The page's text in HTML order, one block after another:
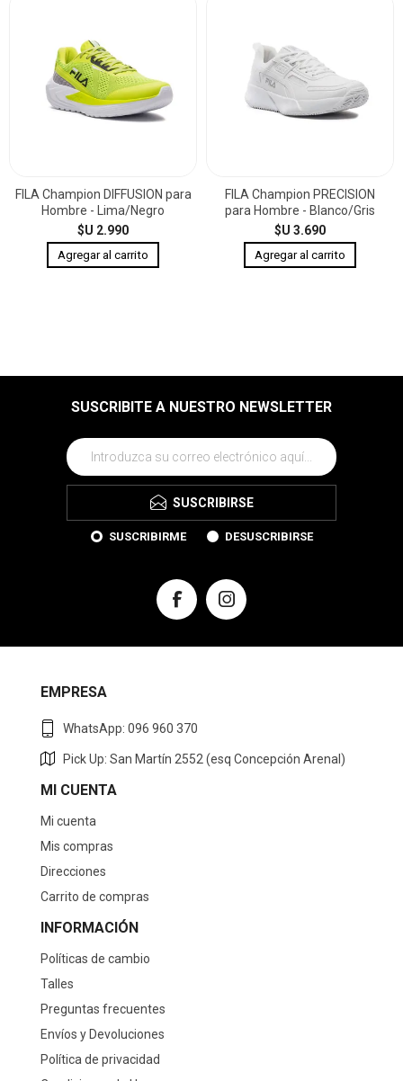
FILA Champion DIFFUSION para
Hombre - Lima/Negro
$U 2.990
FILA Champion PRECISION
para Hombre - Blanco/Gris
$U 3.690
SUSCRIBITE A NUESTRO NEWSLETTER
SUSCRIBIRSE
SUSCRIBIRME DESUSCRIBIRSE
EMPRESA
WhatsApp: 096 960 370
Pick Up: San Martín 2552 (esq Concepción Arenal)
MI CUENTA
Mi cuenta
Mis compras
Direcciones
Carrito de compras
INFORMACIÓN
Políticas de cambio
Talles
Preguntas frecuentes
Envíos y Devoluciones
Política de privacidad